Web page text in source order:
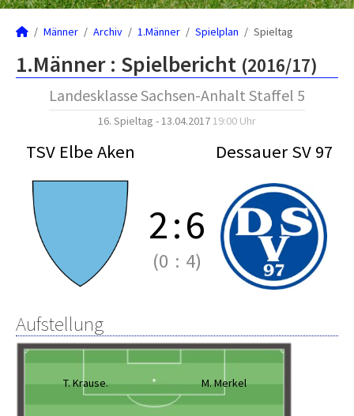
Männer Archiv 1.Männer Spielplan Spieltag
1.Männer : Spielbericht (2016/17)
Landesklasse Sachsen-Anhalt Staffel 5
16. Spieltag - 13.04.2017 19:00 Uhr
TSV Elbe Aken Dessauer SV 97
2:6
(0 : 4)
Aufstellung
T. Krause. M. Merkel